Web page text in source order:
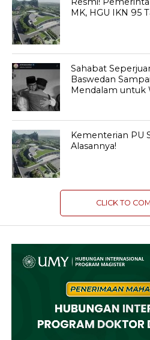
MK, HGU IKN 95
Sahabat
Baswedan
Mendalam untuk
Kementerian PU
Alasannya!
CLICK TO